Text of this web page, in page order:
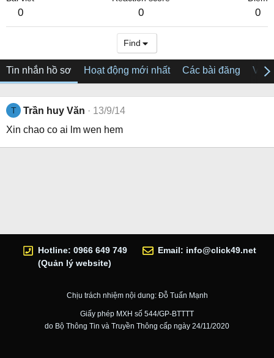
0 0 0
Find
Tin nhắn hồ sơ Hoạt động mới nhất Các bài đăng Về
T Trần huy Văn
13/9/14
Xin chao co ai lm wen hem
Hotline: 0966 649 749
(Quản lý website)
Email: info@click49.net
Chịu trách nhiệm nội dung: Đỗ Tuấn Mạnh
Giấy phép MXH số 544/GP-BTTTT
do Bộ Thông Tin và Truyền Thông cấp ngày 24/11/2020